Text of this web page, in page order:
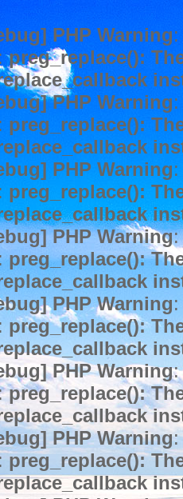
PHP Warning
:preg_replace():
PHP Warning
: preg_replace():
PHP Warning
: preg_replace():
PHP Warning:
preg_replace():
PHP Warning
: preg_replace():
PHP Warning:
preg_replace():
PHP Warning:
preg_replace():